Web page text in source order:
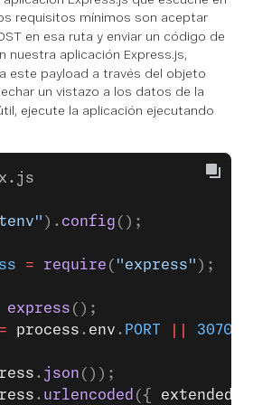
requisitos mínimos son aceptar
en esa ruta y enviar un código de
nuestra aplicación Express.js,
este payload a través del objeto
echar un vistazo a los datos de la
ejecute la aplicación ejecutando
). config ();
= require ( "express" );
express ();
process . env . PORT 3070
. json ());
. urlencoded ({ extended: